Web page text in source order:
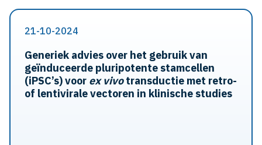
21-10-2024
Generiek advies over het gebruik van
geïnduceerde pluripotente stamcellen
(iPSC’s) voor ex vivotransductie met retro-
of lentivirale vectoren in klinische studies